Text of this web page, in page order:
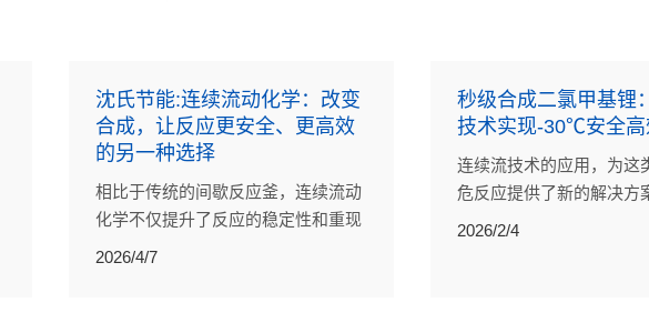
沈氏节能:连续流动化学：改变
合成，让反应更安全、更高效
的另一种选择
相比于传统的间歇反应釜，连续流动
化学不仅提升了反应的稳定性和重现
性，还能通过多级串联实现多步连续
2026/4/7
秒级合成二氯甲基锂
技术实现-30℃安全高
连续流技术的应用，为这
危反应提供了新的解决方
秒级混合、精准温控、持
2026/2/4